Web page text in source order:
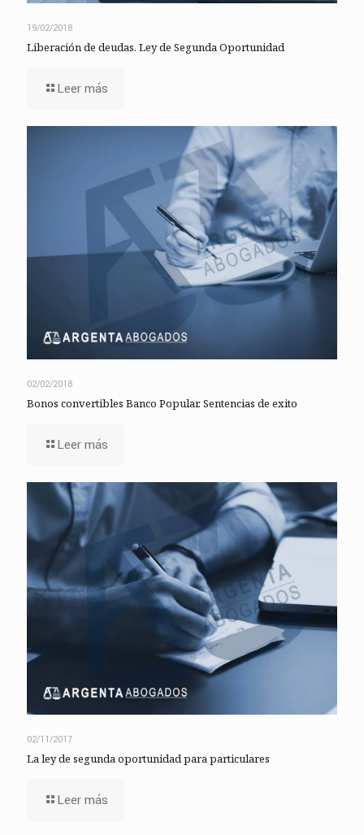
19/02/2018
Liberación de deudas. Ley de Segunda Oportunidad
Leer más
02/02/2018
Bonos convertibles Banco Popular. Sentencias de exito
Leer más
02/11/2017
La ley de segunda oportunidad para particulares
Leer más